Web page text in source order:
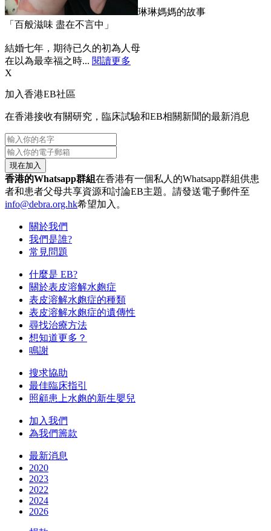
琳琳媽媽的故事
「百般滋味 盡在不言中」
結婚七年，期待已久的初為人母
在以為最幸福之時... 閱讀更多
X
加入香港EB社區
在香港接收有關研究，臨床試驗和EB相關新聞的最新消息
現在加入
香港的Whatsapp群組在香港有一個私人的Whatsapp群組供患
者和患者父母共享資源和討論EB主題。請發送電子郵件至
info@debra.org.hk希望加入。
關於我們
我們是誰?
常見問題
什麼是 EB?
關於表皮溶解水皰症
表皮溶解水皰症的種類
表皮溶解水皰症的遺傳性
尋找治療方法
想知道更多？
鳴謝
搜求協助
最佳臨床指引
照顧患上水皰的新生嬰兒
加入我們
為我們籌款
最新消息
2020
2023
2022
2024
2026